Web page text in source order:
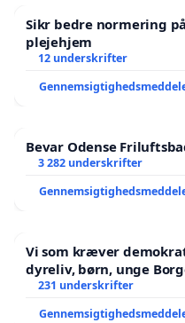
Sikr bedre normering
plejehjem
12 underskrifter
Bevar Odense
3 282 underskrifter
Vi som kræver demokrati
dyreliv, børn, unge
Der er
231 underskrifter